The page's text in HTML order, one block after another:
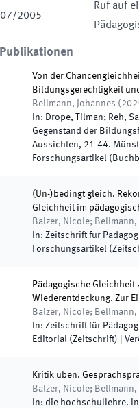
07/2005
Ruf auf
Publikationen
Von der
Bildungsgerechtigkeit
Bellmann, Johannes (
In: Drope, Tilman; Reh,
Gegenstand der
Aussichten, 21-44.
Forschungsartikel
(Un-)bedingt gleich.
Gleichheit im
Balzer, Nicole; Bellmann,
In: Zeitschrift für
Forschungsartikel
Pädagogische
Wiederentdeckung. Zur
Balzer, Nicole; Bellmann,
In: Zeitschrift für
Editorial (Zeitschrift)
Kritik üben.
Balzer, Nicole; Bellmann,
In: die hochschullehre.